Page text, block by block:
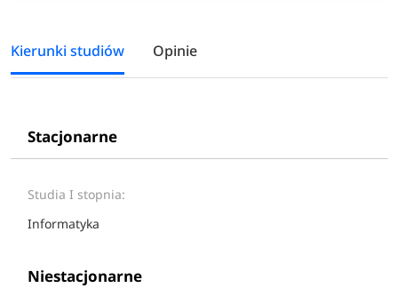
Kierunki studiów Opinie
Stacjonarne
Studia I stopnia:
Informatyka
Niestacjonarne